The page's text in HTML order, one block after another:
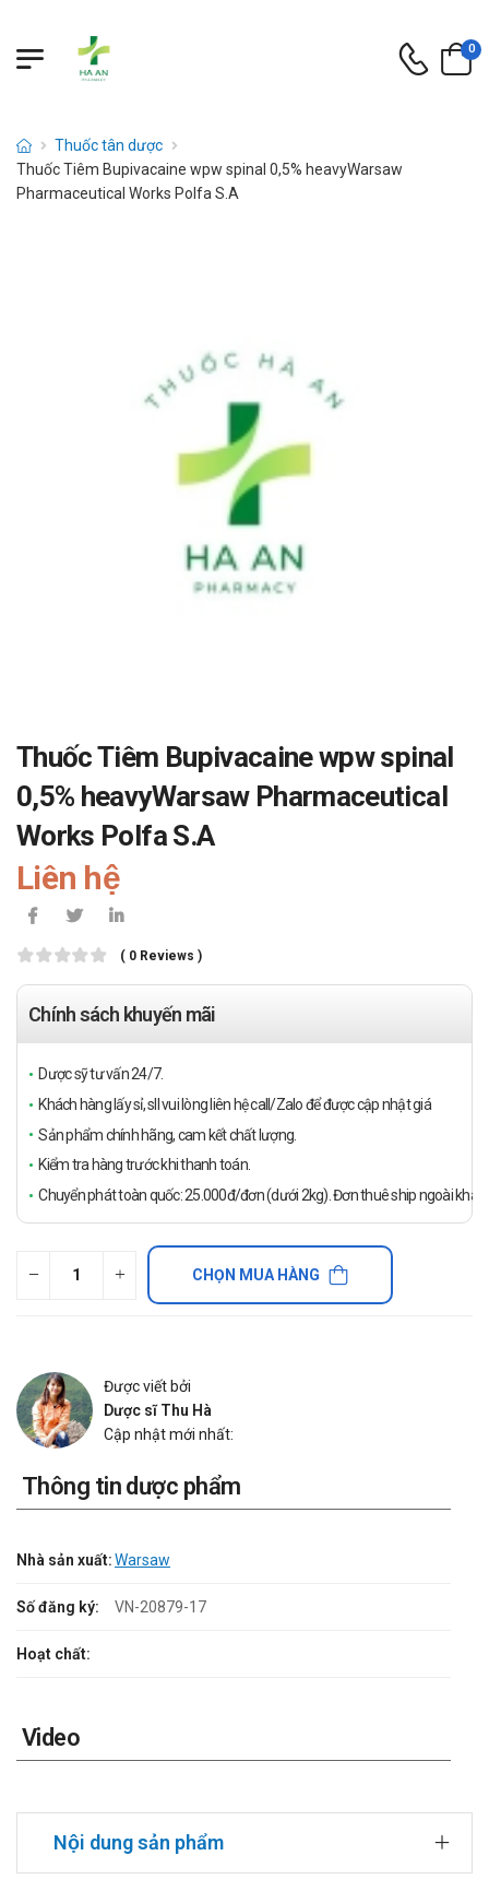
0
Thuốc tân dược
Thuốc Tiêm Bupivacaine wpw spinal 0,5% heavyWarsaw
Pharmaceutical Works Polfa S.A
Thuốc Tiêm Bupivacaine wpw spinal
0,5% heavyWarsaw Pharmaceutical
Works Polfa S.A
Liên hệ
( 0 Reviews )
Chính sách khuyến mãi
Dược sỹ tư vấn 24/7.
Khách hàng lấy sỉ, sll vui lòng liên hệ call/Zalo để được cập nhật giá
Sản phẩm chính hãng, cam kết chất lượng.
Kiểm tra hàng trước khi thanh toán.
Chuyển phát toàn quốc: 25.000đ/đơn (dưới 2kg). Đơn thuê ship ngoài
CHỌN MUA HÀNG
Được viết bởi
Dược sĩ Thu Hà
Cập nhật mới nhất:
Thông tin dược phẩm
Nhà sản xuất:Warsaw
Số đăng ký: VN-20879-17
Hoạt chất:
Video
Nội dung sản phẩm